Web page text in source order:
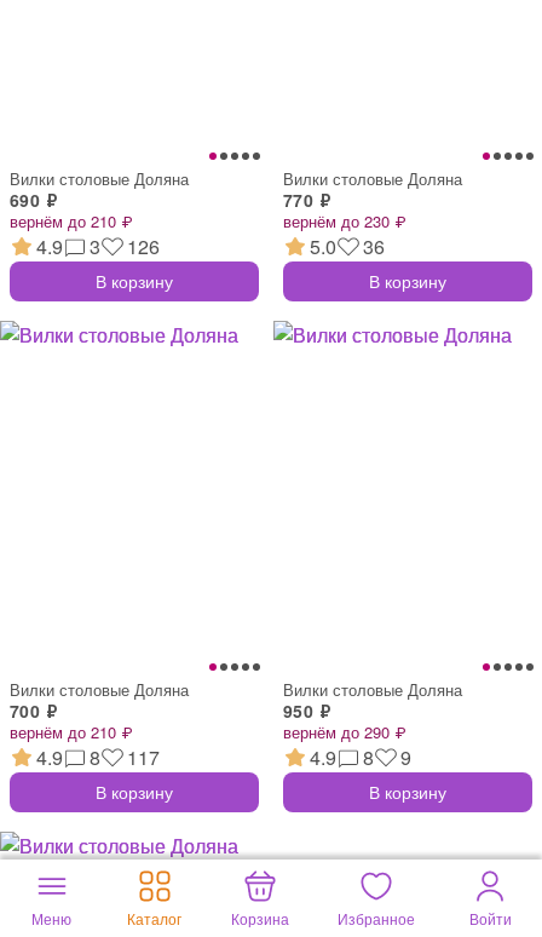
Вилки столовые Доляна
690 ₽
вернём до 210 ₽
4.9 3 126
В корзину
Вилки столовые Доляна
770 ₽
вернём до 230 ₽
5.0 36
В корзину
Вилки столовые Доляна
700 ₽
вернём до 210 ₽
4.9 8 117
В корзину
Вилки столовые Доляна
950 ₽
вернём до 290 ₽
4.9 8 9
В корзину
Меню Каталог Корзина Избранное Войти